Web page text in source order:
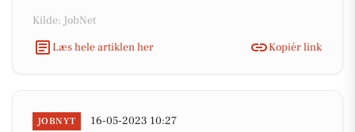
Kilde: JobNet
Læs hele artiklen her
Kopiér link
JOBNYT 16-05-2023 10:27